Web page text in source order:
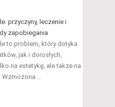
przyczyny, leczenie i
zapobiegania
to problem, który dotyka
jak i dorosłych,
na estetykę, ale także na
Wzmożona …